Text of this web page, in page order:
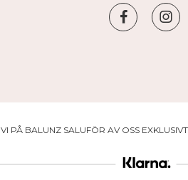
VI PÅ BALUNZ SALUFÖR AV OSS